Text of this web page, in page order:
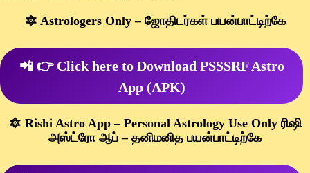
🔯 Astrologers Only – ஜோதிடர்கள் பயன்பாட்டிற்கே
📲 👉 Click here to Download PSSSRF Astro
App (APK)
🔯 Rishi Astro App – Personal Astrology Use Only ரிஷி
அஸ்ட்ரோ ஆப் – தனிமனித பயன்பாட்டிற்கே